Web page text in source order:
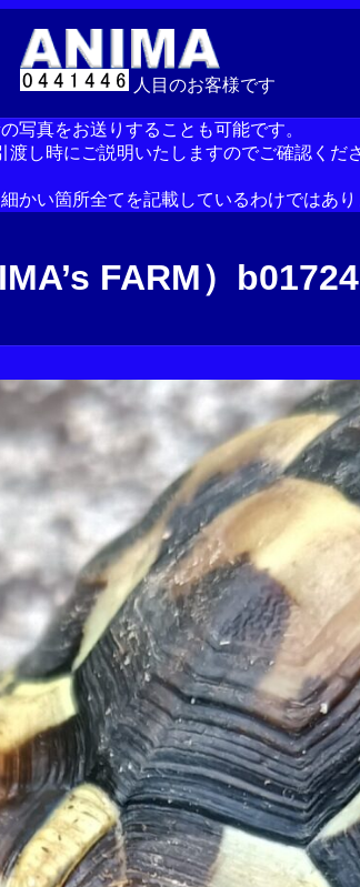
人目のお客様です
写真をお送りすることも可能です。
し時にご説明いたしますのでご確認くださ
い箇所全てを記載しているわけではあり
FARM）b01724